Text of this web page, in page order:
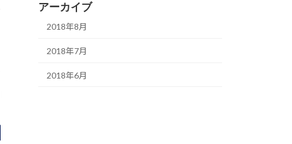
アーカイブ
2018年8月
2018年7月
2018年6月